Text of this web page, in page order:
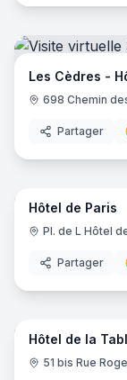
Les Cèdres -
698 Chemin
Partager
Hôtel de Paris
Pl. de L Hôtel
Partager
Hôtel de la
51 bis Rue